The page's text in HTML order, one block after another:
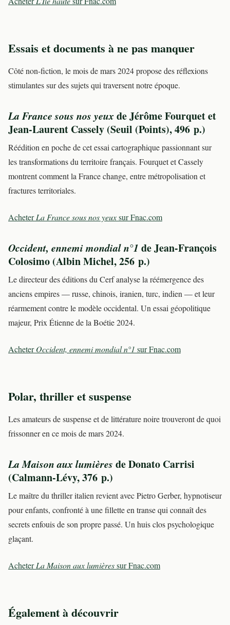
Essais et documents à ne pas manquer
Côté non-fiction, le mois de mars 2024 propose des réflexions
stimulantes sur des sujets qui traversent notre époque.
La France sous nos yeuxde Jérôme Fourquet et
Jean-Laurent Cassely (Seuil (Points), 496 p.)
Réédition en poche de cet essai cartographique passionnant sur
les transformations du territoire français. Fourquet et Cassely
montrent comment la France change, entre métropolisation et
fractures territoriales.
AcheterLa France sous nos yeuxsur Fnac.com
Occident, ennemi mondial n°1 de Jean-François
Colosimo (Albin Michel, 256 p.)
Le directeur des éditions du Cerf analyse la réémergence des
anciens empires — russe, chinois, iranien, turc, indien — et leur
réarmement contre le modèle occidental. Un essai géopolitique
majeur, Prix Étienne de la Boétie 2024.
AcheterOccident, ennemi mondial n°1 sur Fnac.com
Polar, thriller et suspense
Les amateurs de suspense et de littérature noire trouveront de quoi
frissonner en ce mois de mars 2024.
La Maison aux lumières de Donato Carrisi
(Calmann-Lévy, 376 p.)
Le maître du thriller italien revient avec Pietro Gerber, hypnotiseur
pour enfants, confronté à une fillette en transe qui connaît des
secrets enfouis de son propre passé. Un huis clos psychologique
glaçant.
AcheterLa Maison aux lumièressur Fnac.com
Également à découvrir